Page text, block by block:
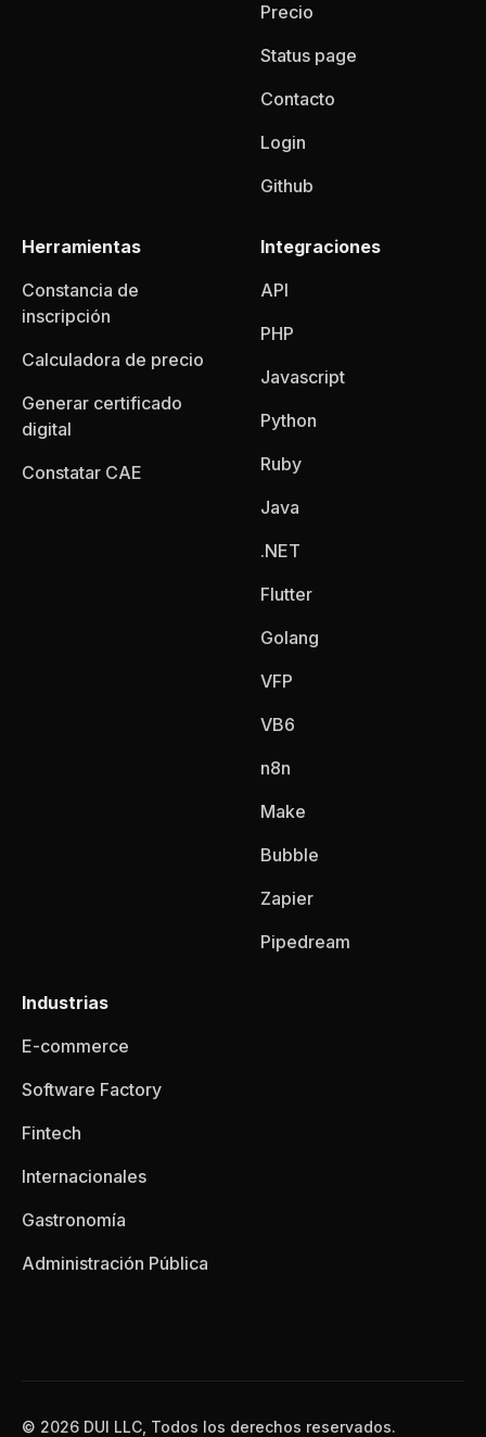
Precio
Status page
Contacto
Login
Github
Herramientas
Constancia de
inscripción
Calculadora de precio
Generar certificado
digital
Constatar CAE
Integraciones
API
PHP
Javascript
Python
Ruby
Java
.NET
Flutter
Golang
VFP
VB6
n8n
Make
Bubble
Zapier
Pipedream
Industrias
E-commerce
Software Factory
Fintech
Internacionales
Gastronomía
Administración Pública
© 2026 DUI LLC, Todos los derechos reservados.